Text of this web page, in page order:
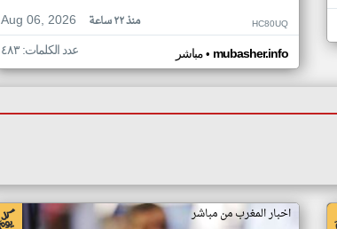
Aug 06, 2026
منذ ٢٢ ساعة HC80UQ
مباشر• mubasher.info عدد الكلمات: ٤٨٣
اخبار المغرب من مباشر